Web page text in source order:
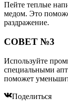
Пейте теплые
медом. Это
раздражение.
СОВЕТ №3
Используйте
специальными
поможет
Поделиться